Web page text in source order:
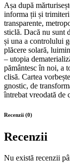
Așa după
informa ții și
transparente,
sticlă. Dacă nu sunt
și una a controlului
plăcere solară,
– utopia
pământesc în noi, a
clisă. Cartea
gnostic, de
întrebat vreodată de
Recenzii (0)
Recenzii
Nu există recenzii